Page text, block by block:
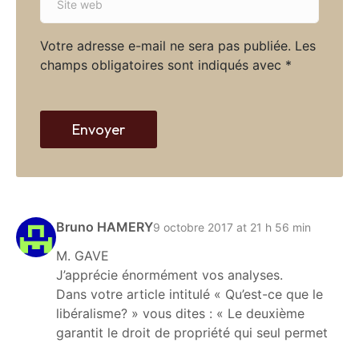
Bruno HAMERY9 octobre 2017 at 21 h 56 min
M. GAVE
J’apprécie énormément vos analyses.
Dans votre article intitulé « Qu’est-ce que le
libéralisme? » vous dites : « Le deuxième
garantit le droit de propriété qui seul permet
Votre adresse e-mail ne sera pas publiée. Les
champs obligatoires sont indiqués avec *
l
*
e
w
b
Envoyer